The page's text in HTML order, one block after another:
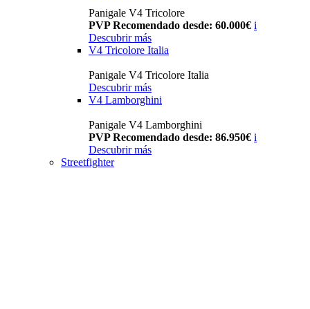
Panigale V4 Tricolore
PVP Recomendado desde: 60.000€ i
Descubrir más
V4 Tricolore Italia
Panigale V4 Tricolore Italia
Descubrir más
V4 Lamborghini
Panigale V4 Lamborghini
PVP Recomendado desde: 86.950€ i
Descubrir más
Streetfighter